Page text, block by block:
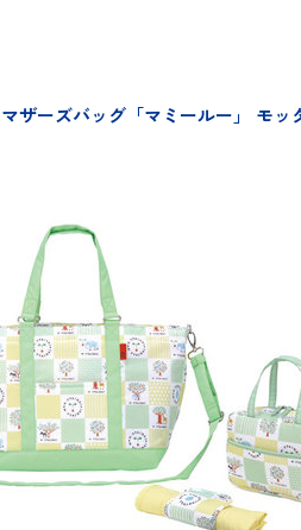
ザーズバッグ「マミールー」 モッ